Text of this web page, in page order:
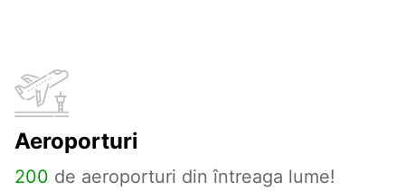
Aeroporturi
200 de aeroporturi din întreaga lume!